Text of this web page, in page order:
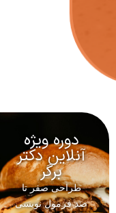
دوره ویژه
آنلاین دکتر
برگر
طراحی صفر تا
صد فرمول نویسی